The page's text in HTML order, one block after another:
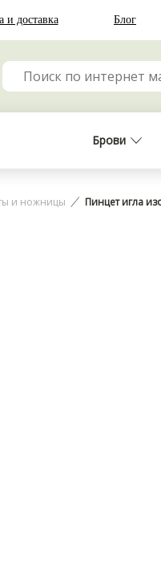
и ножницы Пинцет игла
и доставка Блог
Брови